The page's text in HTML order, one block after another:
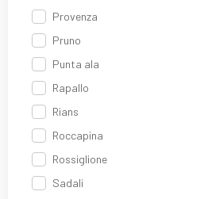
Provenza
Pruno
Punta ala
Rapallo
Rians
Roccapina
Rossiglione
Sadali